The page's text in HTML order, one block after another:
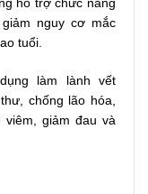
nguy cơ mắc
tuổi.
làm lành vết
chống lão hóa,
giảm đau và